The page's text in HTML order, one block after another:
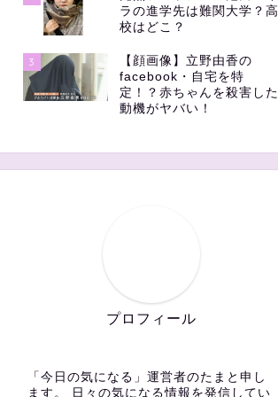
ラの進学先は難関大学？高
校はどこ？
3
【顔画像】立野由香の
facebook・自宅を特
定！？赤ちゃんを殺害した
動機がヤバい！
プロフィール
「今日の気になる」運営者のたまと申し
ます。 日々の気になる情報を発信してい